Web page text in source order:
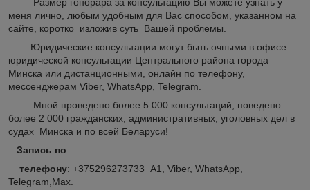
меня лично, любым удобным для Вас способом, указанном на
сайте, коротко изложив суть Вашей проблемы.
Юридические консультации могут быть очными в офисе
юридической консультации Центрального района города
Минска или дистанционными, онлайн по телефону,
мессенджерам Viber, WhatsApp, Telegram.
Мной проведено более 5 000 консультаций, поведено
более 2 000 гражданских, административных, уголовных дел в
судах Минска и по всей Беларуси!
Запись по:
телефону: +375296273733 А1, Viber, WhatsApp,
Telegram,Max.